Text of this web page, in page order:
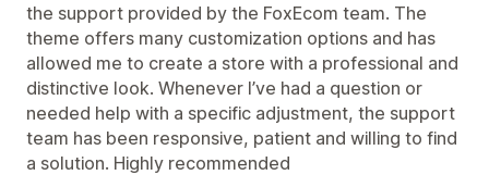
the support provided by the FoxEcom team. The
theme offers many customization options and has
allowed me to create a store with a professional and
distinctive look. Whenever I’ve had a question or
needed help with a specific adjustment, the support
team has been responsive, patient and willing to find
a solution. Highly recommended